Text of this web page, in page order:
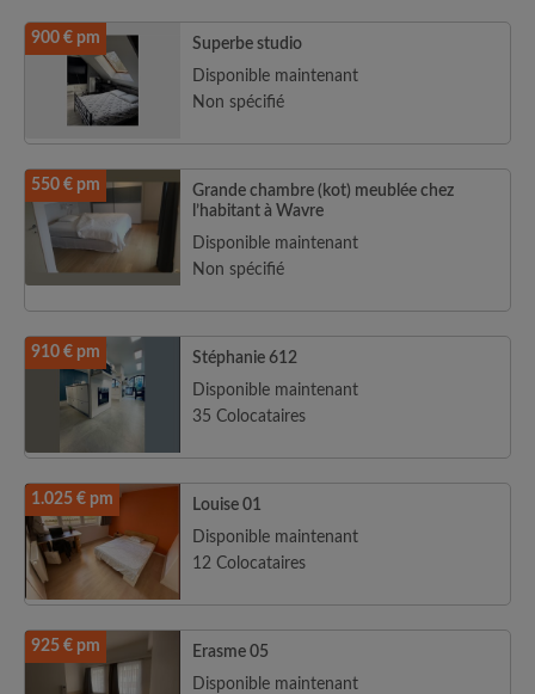
900 € pm
Superbe studio
Disponible maintenant
Non spécifié
550 € pm
Grande chambre (kot) meublée chez
l’habitant à Wavre
Disponible maintenant
Non spécifié
910 € pm
Stéphanie 612
Disponible maintenant
35 Colocataires
1.025 € pm
Louise 01
Disponible maintenant
12 Colocataires
925 € pm
Erasme 05
Disponible maintenant